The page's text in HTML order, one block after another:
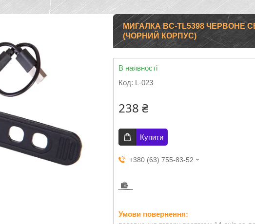
МИГАЛКА BC-TL5398 ЧЕРВОНЕ
(ЧОРНИЙ КОРПУС)
В наявності
Код: L-023
238 ₴
Купити
+380 (63) 755-83-52